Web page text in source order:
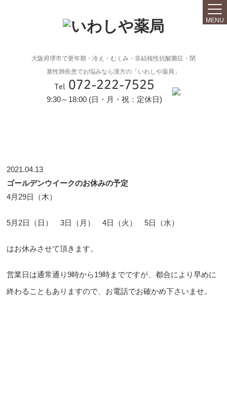
大阪府堺市で更年期・冷え・むくみ・非結核性抗酸菌症・閉
塞性肺疾患でお悩みなら漢方の「いわしや薬局」
Tel 072-222-7525
9:30～18:00 (日・月・祝：定休日)
MENU
2021.04.13
ゴールデンウイークのお休みの予定
4月29日（木）
5月2日（日） 3日（月） 4日（火） 5日（水）
はお休みさせて頂きます。
営業日は通常通り9時から19時までですが、都合により早めに
終わることもありますので、お電話でお確かめ下さいませ。